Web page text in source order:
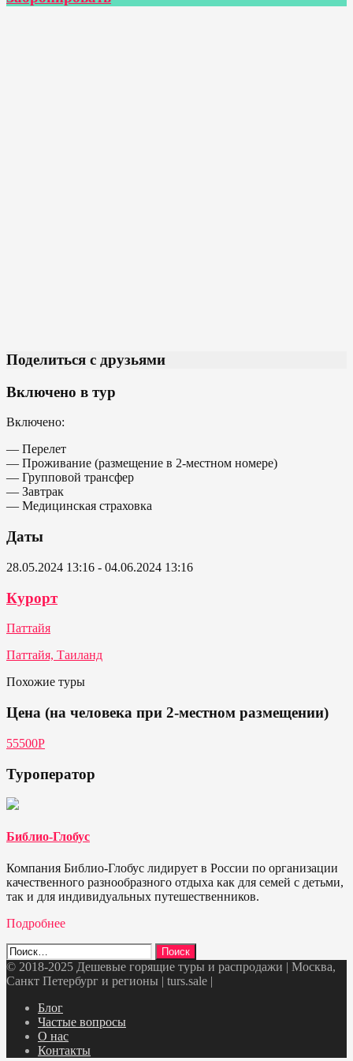
Поделиться с друзьями
Включено в тур
Включено:
— Перелет
— Проживание (размещение в 2-местном номере)
— Групповой трансфер
— Завтрак
— Медицинская страховка
Даты
28.05.2024 13:16 - 04.06.2024 13:16
Курорт
Паттайя
Паттайя, Таиланд
Похожие туры
Цена (на человека при 2-местном размещении)
55500Р
Туроператор
Библио-Глобус
Компания Библио-Глобус лидирует в России по организации
качественного разнообразного отдыха как для семей с детьми,
так и для индивидуальных путешественников.
Подробнее
Найти:
© 2018-2025 Дешевые горящие туры и распродажи | Москва,
Санкт Петербург и регионы | turs.sale |
Блог
Частые вопросы
О нас
Контакты